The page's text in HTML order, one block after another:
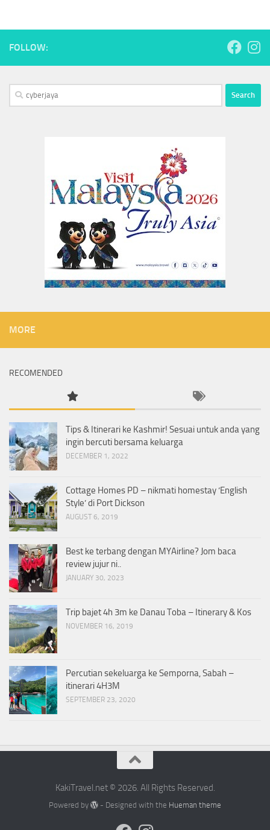
FOLLOW:
Search
for:
MORE
RECOMENDED
Tips & Itinerari ke Kashmir! Sesuai untuk anda yang
ingin bercuti bersama keluarga
DECEMBER 1, 2022
Cottage Homes PD – nikmati homestay ‘English
Style’ di Port Dickson
AUGUST 6, 2019
Best ke terbang dengan MYAirline? Jom baca
review jujur ni..
JANUARY 30, 2023
Trip bajet 4h 3m ke Danau Toba – Itinerary & Kos
NOVEMBER 16, 2019
Percutian sekeluarga ke Semporna, Sabah –
itinerari 4H3M
SEPTEMBER 23, 2020
KakiTravel.net © 2026. All Rights Reserved.
Powered by - Designed with the Hueman theme